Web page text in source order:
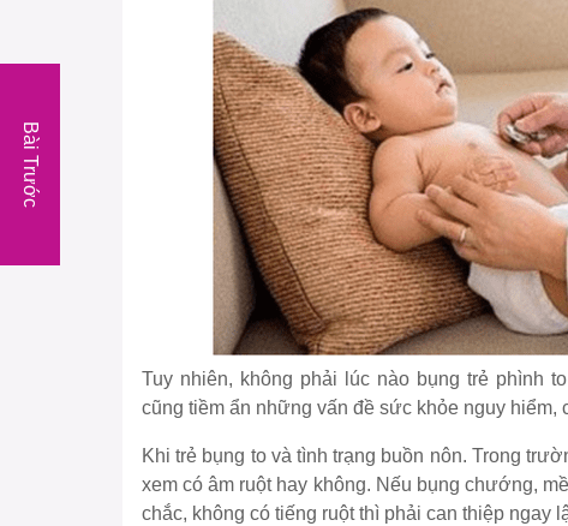
Tuy nhiên, không phải lúc nào bụng trẻ phình
cũng tiềm ẩn những vấn đề sức khỏe nguy hiểm,
Khi trẻ bụng to và tình trạng buồn nôn. Trong
xem có âm ruột hay không. Nếu bụng chướng,
chắc, không có tiếng ruột thì phải can thiệp ngay
Bài Trước